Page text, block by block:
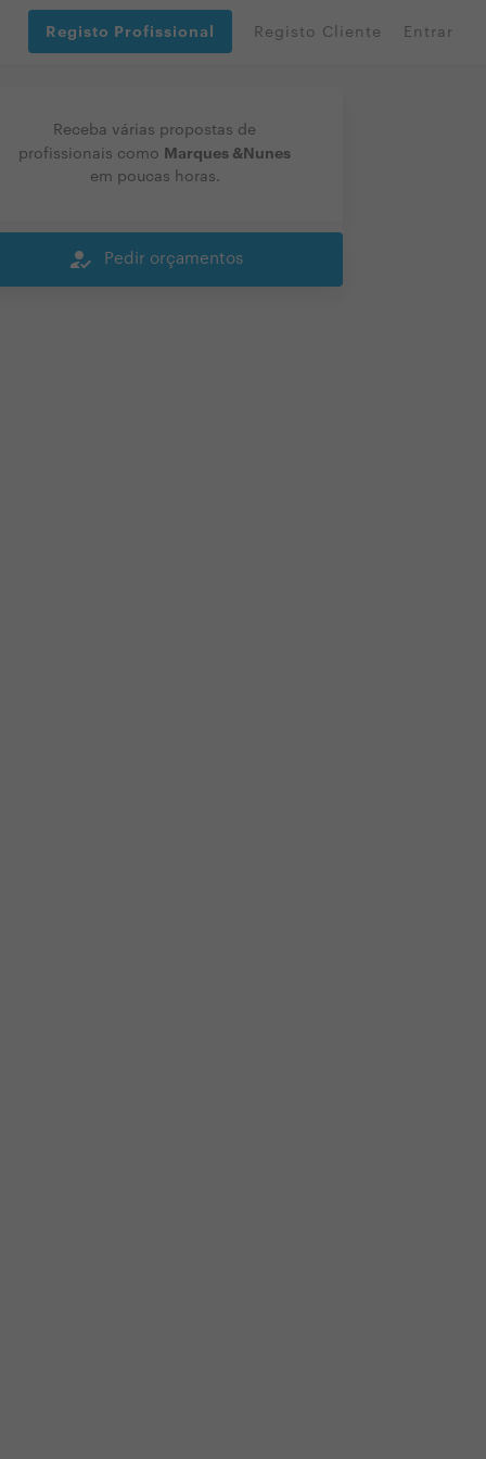
Registo Profissional Registo Cliente Entrar
Receba várias propostas de
profissionais como Marques &Nunes
em poucas horas.
how_to_reg Pedir orçamentos